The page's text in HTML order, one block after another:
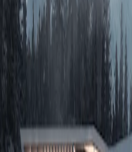
联系我们
加入我们
常见问题
上传要求
下载问题
本网站内容由用户自行上传
他作品情形，请及时与本站联